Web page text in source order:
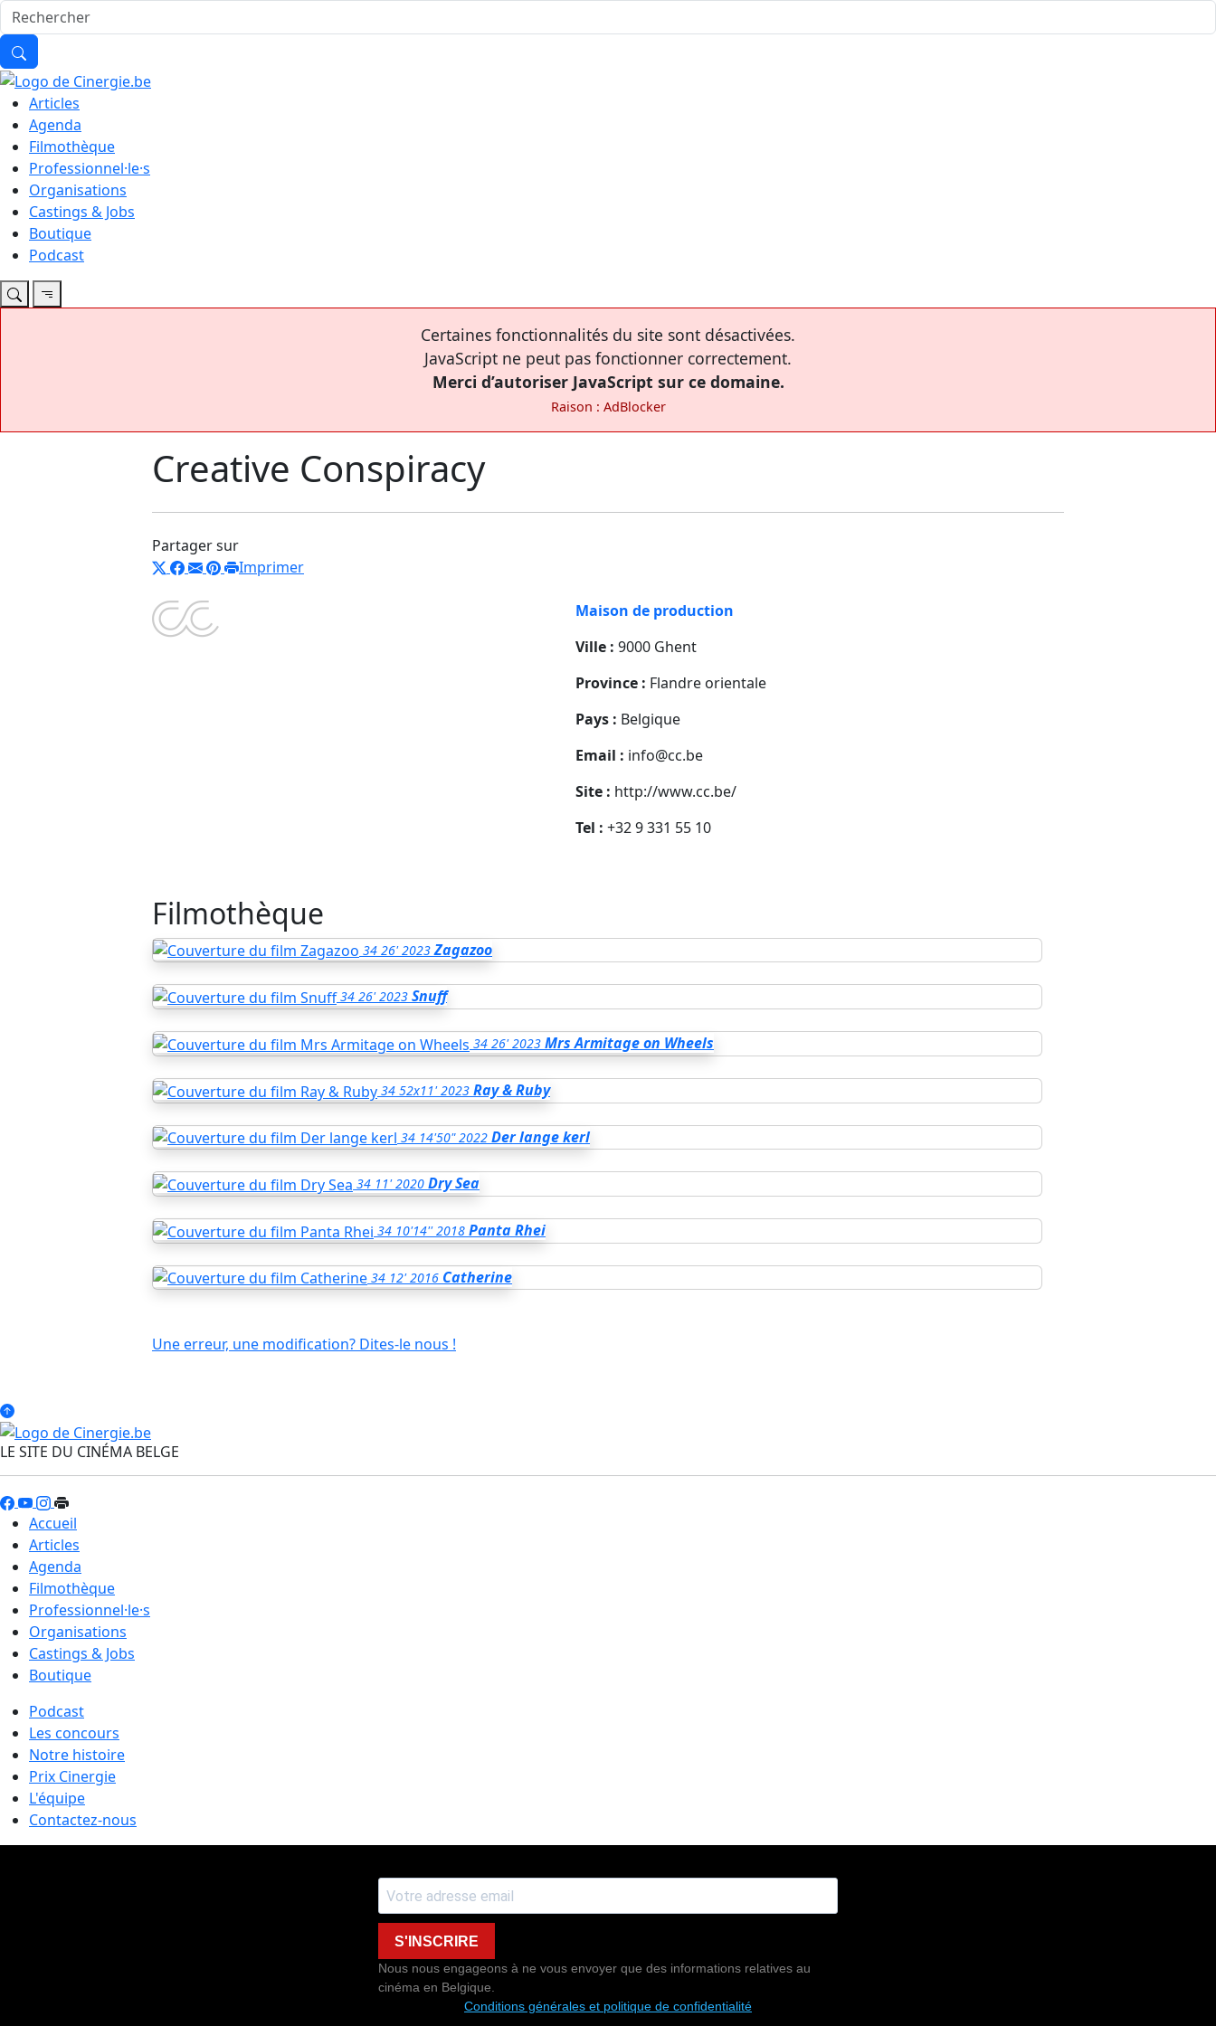
Articles
Agenda
Filmothèque
Professionnel·le·s
Organisations
Castings & Jobs
Boutique
Podcast
Certaines fonctionnalités du site sont désactivées.
JavaScript ne peut pas fonctionner correctement.
Merci d’autoriser JavaScript sur ce domaine.
Raison : AdBlocker
Creative Conspiracy
Partager sur
Imprimer
Maison de production
Ville : 9000 Ghent
Province : Flandre orientale
Pays : Belgique
Email : info@cc.be
Site : http://www.cc.be/
Tel : +32 9 331 55 10
Filmothèque
34 26' 2023 Zagazoo
34 26' 2023 Snuff
34 26' 2023 Mrs Armitage on Wheels
34 52x11' 2023 Ray & Ruby
34 14'50" 2022 Der lange kerl
34 11' 2020 Dry Sea
34 10'14'' 2018 Panta Rhei
34 12' 2016 Catherine
Une erreur, une modification? Dites-le nous !
LE SITE DU CINÉMA BELGE
Accueil
Articles
Agenda
Filmothèque
Professionnel·le·s
Organisations
Castings & Jobs
Boutique
Podcast
Les concours
Notre histoire
Prix Cinergie
L'équipe
Contactez-nous
S'INSCRIRE
Nous nous engageons à ne vous envoyer que des informations relatives au
cinéma en Belgique.
Conditions générales et politique de confidentialité